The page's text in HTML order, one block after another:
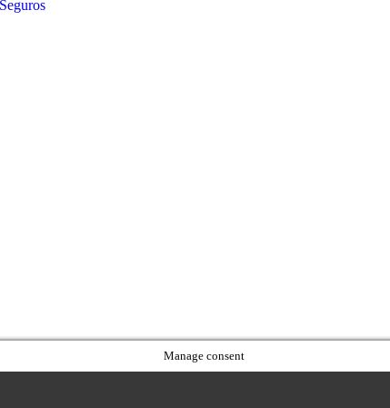
Manage consent